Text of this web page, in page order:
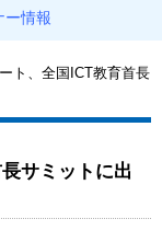
ー情報
ト、全国ICT教育首長
サミットに出